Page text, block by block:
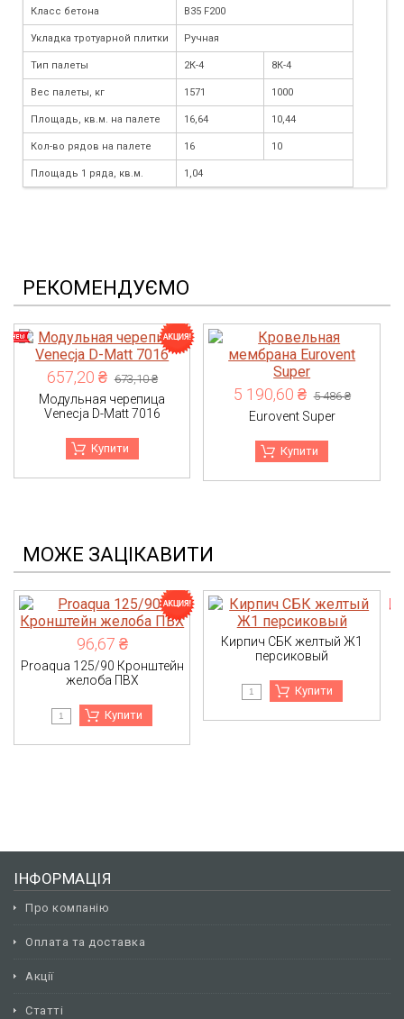
Класс бетона B35 F200
Укладка тротуарной плитки Ручная
Тип палеты 2К-4 8К-4
Вес палеты, кг 1571 1000
Площадь, кв.м. на палете 16,64 10,44
Кол-во рядов на палете 16 10
Площадь 1 ряда, кв.м. 1,04
РЕКОМЕНДУЄМО
657,20 ₴673,10 ₴
Модульная черепица
Venecja D-Matt 7016
Купити
5 190,60 ₴5 486 ₴
Eurovent Super
Купити
МОЖЕ ЗАЦІКАВИТИ
96,67 ₴
Proaqua 125/90 Кронштейн
желоба ПВХ
Купити
Кирпич СБК желтый Ж1
персиковый
Купити
ІНФОРМАЦІЯ
Про компанію
Оплата та доставка
Акції
Статті